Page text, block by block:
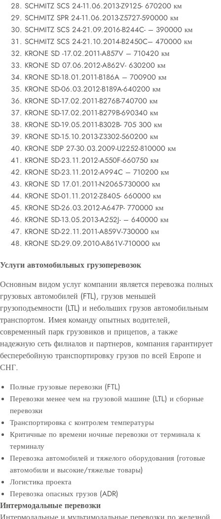
SCHMITZ SCS 24-11.06.2013-Z9125- 670200 км
SCHMITZ SPR 24-11.06.2013-Z5727-590000 км
SCHMITZ SCS 24-21.09.2016-B244C- – 390000 км
SCHMITZ SCS 24-21.10.2014-B2450C– 470000 км
KRONE SD -17.02.2011-A857V – 710420 км
KRONE SD 07.06.2012-A862V- 630200 км
KRONE SD-18.01.2011-B186A – 700900 км
KRONE SD-06.03.2012-B189A-640200 км
KRONE SD-17.02.2011-B276B-740700 км
KRONE SD-17.02.2011-B279B-690340 км
KRONE SD-19.05.2011-B302B- 705 300 км
KRONE SD-15.10.2013-Z3302-560200 км
KRONE SDP 27-30.03.2009-U2252-810000 км
KRONE SD-23.11.2012-A550F-660750 км
KRONE SD-23.11.2012-A994C – 710200 км
KRONE SD 17.01.2011-N2065-730000 км
KRONE SD-01.11.2012-Z8405- 660000 км
KRONE SD-26.03.2012-A647P- 770000 км
KRONE SD-13.05.2013-A252J- – 640000 км
KRONE SD-22.11.2011-A859V-730000 км
KRONE SD-29.09.2010-A861V-710000 км
Услуги автомобильных грузоперевозок
Основным видом услуг компании является перевозка полных
грузовых автомобилей (FTL), грузов меньшей
грузоподъемности (LTL) и небольших грузов автомобильным
транспортом. Имея команду опытных водителей,
современный парк грузовиков и прицепов, а также
надежную сеть филиалов и партнеров, компания гарантирует
бесперебойную транспортировку грузов по всей Европе и
СНГ.
Полные грузовые перевозки (FTL)
Перевозки менее чем на грузовой машине (LTL) и сборные
перевозки
Транспортировка с контролем температуры
Критичные по времени ночные перевозки от терминала к
терминалу
Перевозка автомобилей и тяжелого оборудования (готовые
автомобили и высокие/тяжелые товары)
Логистика проекта
Перевозка опасных грузов (ADR)
Интермодальные перевозки